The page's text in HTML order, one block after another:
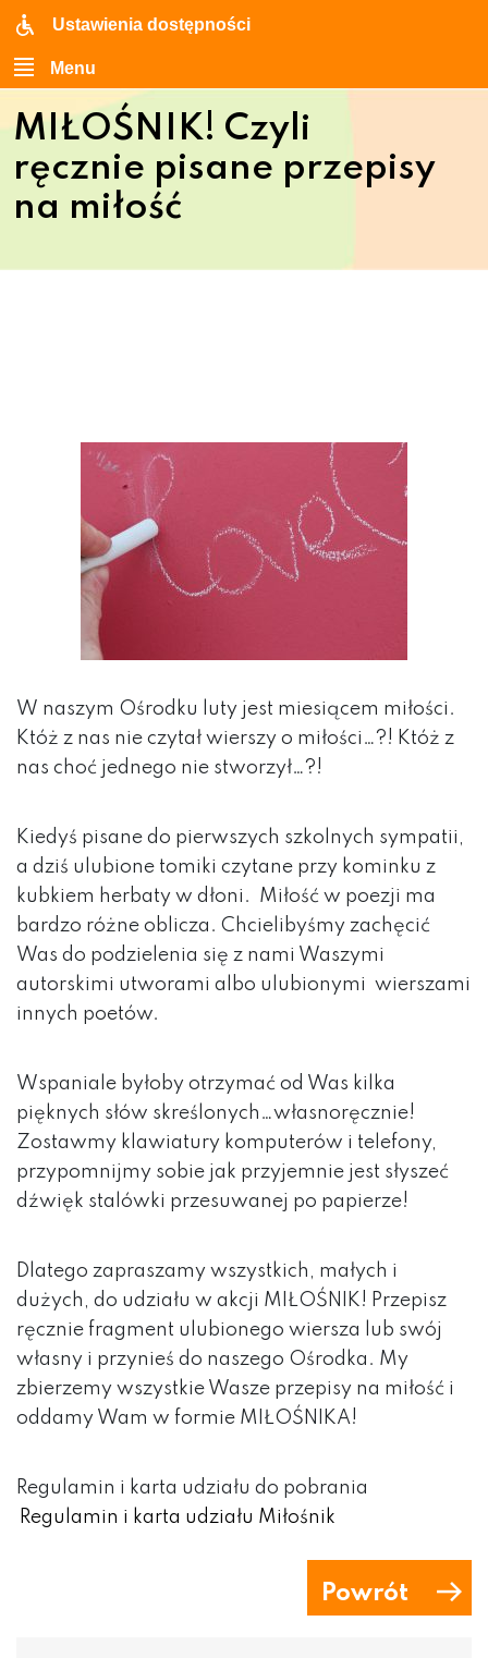
Ustawienia dostępności
Menu
MIŁOŚNIK! Czyli
ręcznie pisane przepisy
na miłość
W naszym Ośrodku luty jest miesiącem miłości.
Któż z nas nie czytał wierszy o miłości…?! Któż z
nas choć jednego nie stworzył…?!
Kiedyś pisane do pierwszych szkolnych sympatii,
a dziś ulubione tomiki czytane przy kominku z
kubkiem herbaty w dłoni. Miłość w poezji ma
bardzo różne oblicza. Chcielibyśmy zachęcić
Was do podzielenia się z nami Waszymi
autorskimi utworami albo ulubionymi wierszami
innych poetów.
Wspaniale byłoby otrzymać od Was kilka
pięknych słów skreślonych…własnoręcznie!
Zostawmy klawiatury komputerów i telefony,
przypomnijmy sobie jak przyjemnie jest słyszeć
dźwięk stalówki przesuwanej po papierze!
Dlatego zapraszamy wszystkich, małych i
dużych, do udziału w akcji MIŁOŚNIK! Przepisz
ręcznie fragment ulubionego wiersza lub swój
własny i przynieś do naszego Ośrodka. My
zbierzemy wszystkie Wasze przepisy na miłość i
oddamy Wam w formie MIŁOŚNIKA!
Regulamin i karta udziału do pobrania
Regulamin i karta udziału Miłośnik
Powrót